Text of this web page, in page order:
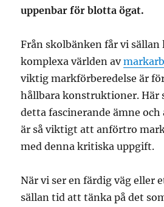
uppenbar för blotta ögat.
Från skolbänken får vi sällan
komplexa världen av
viktig markförberedelse är
hållbara konstruktioner. Här
detta fascinerande ämne
är så viktigt att anförtro
med denna kritiska uppgift.
När vi ser en färdig väg eller
sällan tid att tänka på det